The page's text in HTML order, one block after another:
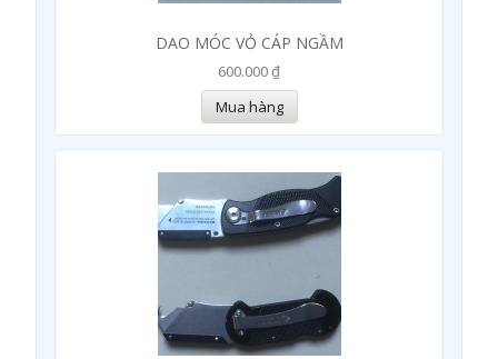
DAO MÓC VỎ CÁP NGẦM
600.000 ₫
Mua hàng